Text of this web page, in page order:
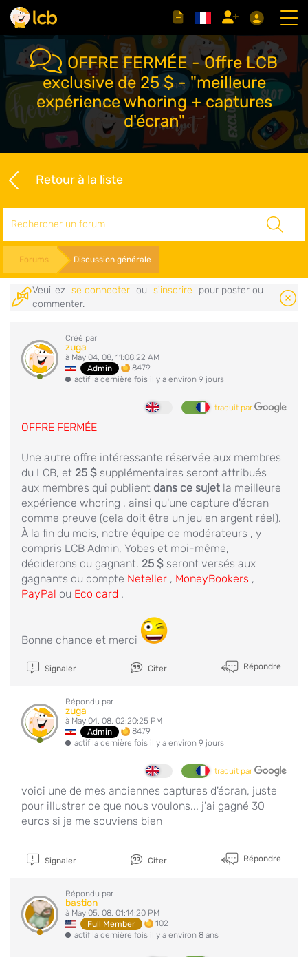
OFFRE FERMÉE - Offre LCB
exclusive de 25 $ - "meilleure
expérience whoring + captures
d'écran"
Retour à la liste
Forums Discussion générale
Veuillez se connecter ou s'inscrire
pour poster ou
commenter.
Créé par
zuga
à May 04, 08, 11:08:22 AM
Admin
8479
actif la dernière fois il y a environ 9 jours
traduit par
OFFRE FERMÉE
Une autre offre intéressante réservée aux membres
du LCB, et 25 $ supplémentaires seront attribués
aux membres qui publient dans ce sujet la meilleure
expérience whoring , ainsi qu'une capture d'écran
comme preuve (cela doit être un jeu en argent réel).
À la fin du mois, notre équipe de modérateurs , y
compris LCB Admin, Yobes et moi-même,
déciderons du gagnant. 25 $ seront versés aux
gagnants du compte Neteller , MoneyBookers ,
PayPal ou Eco card .
Bonne chance et merci
Signaler Citer Répondre
Répondu par
zuga
à May 04, 08, 02:20:25 PM
Admin
8479
actif la dernière fois il y a environ 9 jours
traduit par
voici une de mes anciennes captures d'écran, juste
pour illustrer ce que nous voulons... j'ai gagné 30
euros si je me souviens bien
Signaler Citer Répondre
Répondu par
bastion
à May 05, 08, 01:14:20 PM
Full Member
102
actif la dernière fois il y a environ 8 ans